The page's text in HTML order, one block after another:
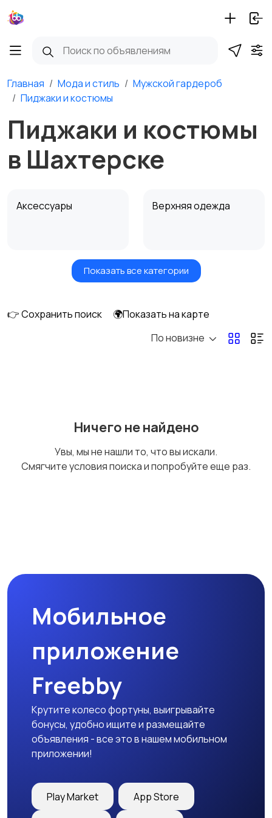
Главная Мода и стиль
Мужской гардероб
Пиджаки и костюмы
Пиджаки и костюмы
в Шахтерске
Аксессуары Верхняя одежда
Головные уборы Домашняя одежда
Нижнее белье
Футболки и поло Штаны и шорты
Другое
Показать все категории
👉 Сохранить поиск
🌍Показать на карте
По новизне
Ничего не найдено
Увы, мы не нашли то, что вы искали.
Смягчите условия поиска и попробуйте еще раз.
Мобильное
приложение
Freebby
Крутите колесо фортуны, выигрывайте
бонусы, удобно ищите и размещайте
объявления - все это в нашем мобильном
приложении!
Play Market App Store